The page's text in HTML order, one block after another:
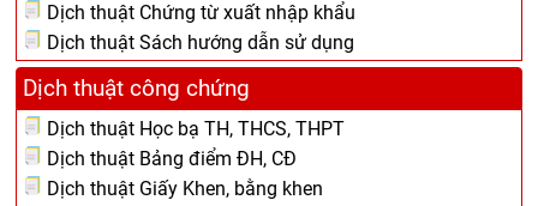
Dịch thuật Chứng từ xuất nhập khẩu
Dịch thuật Sách hướng dẫn sử dụng
Dịch thuật công chứng
Dịch thuật Học bạ TH, THCS, THPT
Dịch thuật Bảng điểm ĐH, CĐ
Dịch thuật Giấy Khen, bằng khen